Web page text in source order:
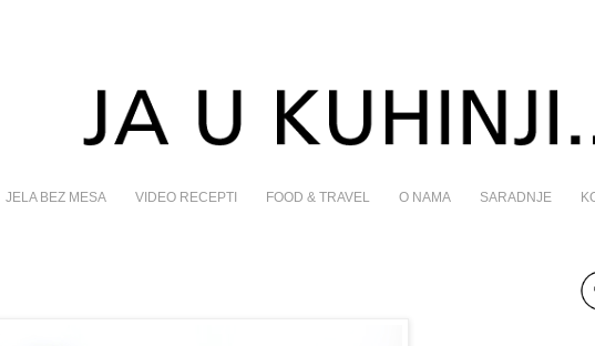
JELA BEZ MESA VIDEO RECEPTI FOOD & TRAVEL O NAMA SARADNJE